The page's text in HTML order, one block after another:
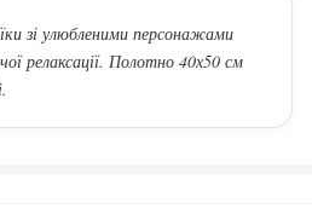
зі улюбленими персонажами
релаксації. Полотно 40х50 см